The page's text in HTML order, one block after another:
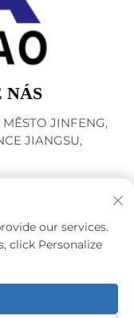
NÁS
JINFENG,
JIANGSU,
CITY
-Zásady
our services.
click Personalize